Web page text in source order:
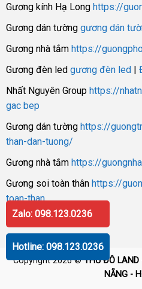
Gương kính Hạ Long https://
Gương dán tường gương dán
Gương nhà tắm https://
Gương đèn led gương đèn led|
Nhất Nguyên Group https://
gac bep
Gương dán tường https://
than-dan-tuong/
Gương nhà tắm https://
Gương soi toàn thân https://
toan-than
Copyright 2026 ©THỦ ĐÔ
NẴNG -
Zalo: 098.123.0236
Hotline: 098.123.0236